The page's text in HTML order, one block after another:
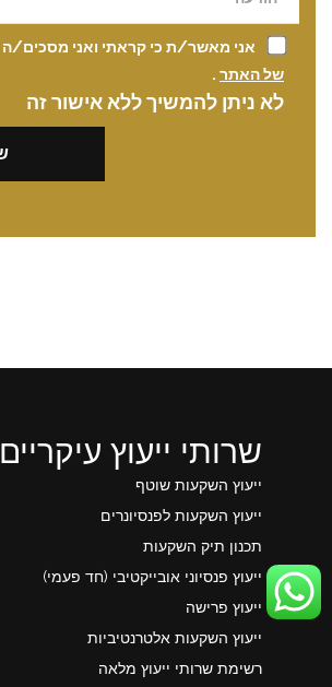
אני מאשר/ת כי קראתי ואני מסכים/ה
של האתר .
לא ניתן להמשיך ללא אישור זה
שרותי ייעוץ עיקריים
ייעוץ השקעות שוטף
ייעוץ השקעות לפנסיונרים
תכנון תיק השקעות
ייעוץ פנסיוני אובייקטיבי (חד פעמי)
ייעוץ פרישה
ייעוץ השקעות אלטרנטיביות
רשימת שרותי ייעוץ מלאה